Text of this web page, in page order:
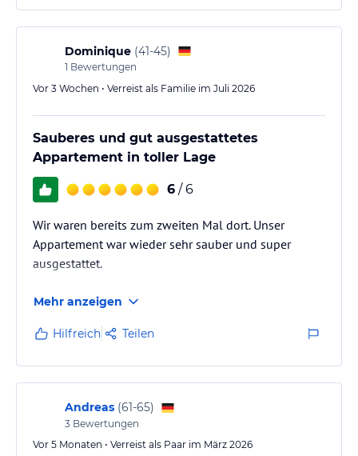
Dominique (41-45)
1 Bewertungen
Vor 3 Wochen • Verreist als Familie im Juli 2026
Sauberes und gut ausgestattetes
Appartement in toller Lage
6 / 6
Wir waren bereits zum zweiten Mal dort. Unser
Appartement war wieder sehr sauber und super
ausgestattet.
Mehr anzeigen
Hilfreich Teilen
Andreas (61-65)
3 Bewertungen
Vor 5 Monaten • Verreist als Paar im März 2026